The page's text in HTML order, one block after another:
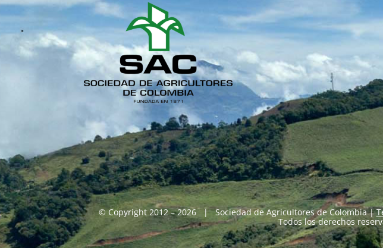
© Copyright 2012 – 2026 | Sociedad de Agricultores de Colombia |
Todos los derechos